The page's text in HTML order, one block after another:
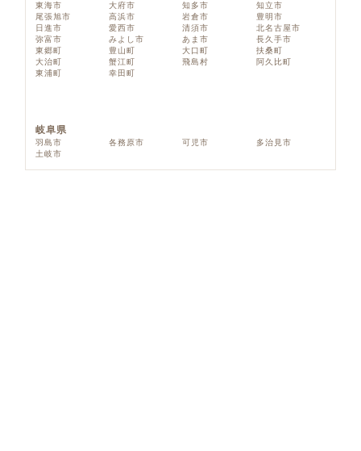
東海市
大府市 知多市
知立市
尾張旭市
高浜市 岩倉市
豊明市
日進市
愛西市 清須市
北名古屋市
弥富市
みよし市 あま市
長久手市
東郷町
豊山町 大口町
扶桑町
大治町
蟹江町 飛島村
阿久比町
東浦町
幸田町
岐阜県
羽島市 各務原市 可児市
多治見市
土岐市